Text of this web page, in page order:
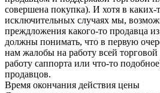
совершена покупка). И хотя в каких-
исключительных случаях мы,
преждложения какого-то продавца
должны понимать, что в первую
нам жалобы на работу всей
работу саппорта или что-то
продавцов.
Время окончания действия цены